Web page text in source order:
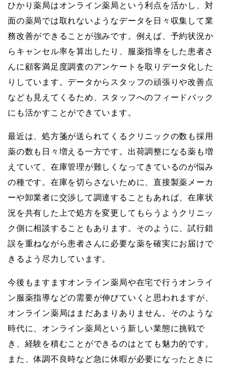
ひかり薬局はオンライン薬局という利点を活かし、対
面の薬局では取れないようなデータを日々収集して業
務改善ができることが強みです。例えば、予約状況か
らキャンセル率を算出したり、服薬指導をした患者さ
んに顧客満足度調査のアンケートを取りデータ化した
りしています。データからスタッフの頑張りや改善点
なども見えてくるため、スタッフへのフィードバック
にも活かすことができています。
最近は、処方箋が送られてくるクリニックの数も採用
薬の数も日々増える一方です。出荷調整になる薬も増
えていて、在庫管理が難しくなってきているのが悩み
の種です。在庫を切らさないために、直接製薬メーカ
ーや卸業者に交渉して調達することもあれば、在庫状
況を共有した上で処方を変更してもらうようクリニッ
ク側に相談することもあります。そのように、試行錯
誤を重ねながら患者さんに必要な薬を確実にお届けで
きるよう尽力しています。
今後もますますオンライン薬局や在宅で行うオンライ
ン服薬指導などの需要が伸びていくと思われますが、
オンライン薬局はまだあまりありません。そのような
時代に、オンライン薬局という新しい業態に挑戦で
き、経験を積むことができるのはとても魅力的です。
また、体調不良時など急に休暇が必要になったときに